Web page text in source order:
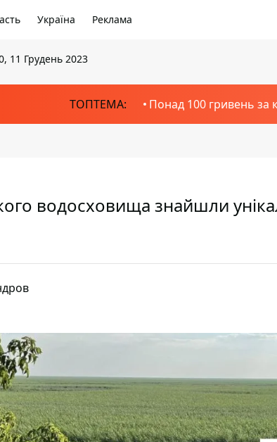
Україна Реклама
11 Грудень 2023
ТОПТЕМА: Понад 100 гривень за
водосховища знайшли